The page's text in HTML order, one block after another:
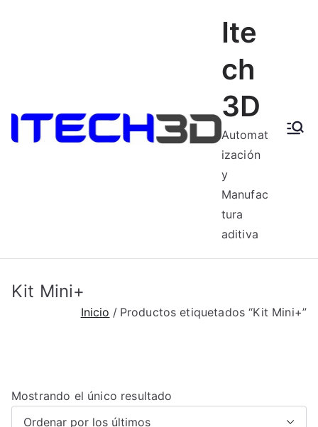
Ite
ch
3D
Automat
ización
y
Manufac
tura
aditiva
Kit Mini+
Inicio Productos etiquetados “Kit Mini+”
Mostrando el único resultado